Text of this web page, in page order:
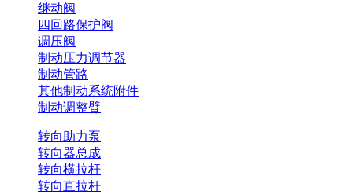
继动阀
四回路保护阀
调压阀
制动压力调节器
制动管路
其他制动系统附件
制动调整臂
转向助力泵
转向器总成
转向横拉杆
转向直拉杆